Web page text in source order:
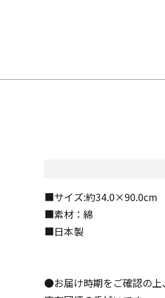
■サイズ:約34.0×90.0cm
■素材：綿
■日本製
●お届け時期をご確認の上